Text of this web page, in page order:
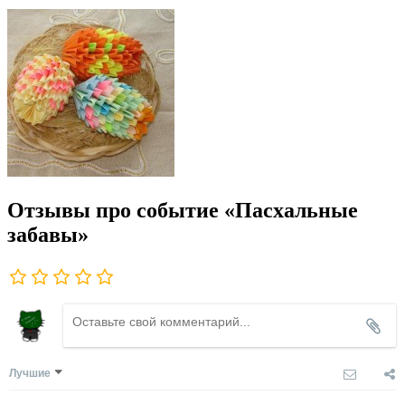
Отзывы про событие «Пасхальные
забавы»
Лучшие